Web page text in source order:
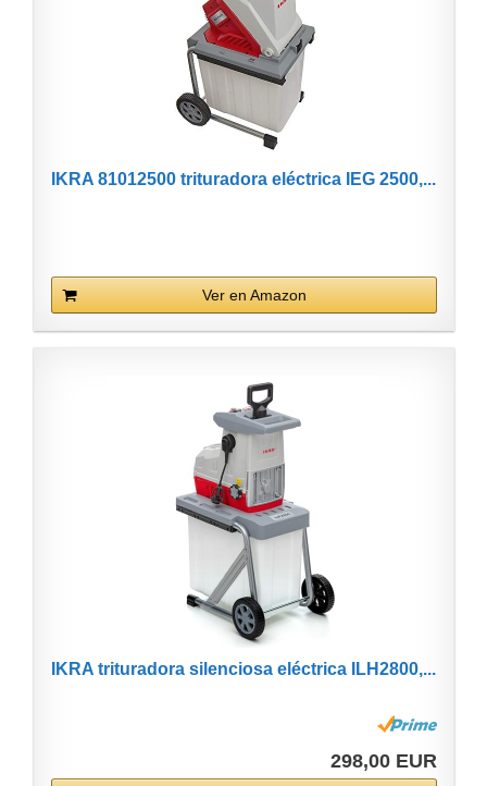
IKRA 81012500 trituradora eléctrica IEG 2500,...
Ver en Amazon
IKRA trituradora silenciosa eléctrica ILH2800,...
298,00 EUR